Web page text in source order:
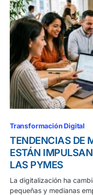
Transformación Digital
TENDENCIAS DE
ESTÁN
LAS PYMES
La digitalización ha
pequeñas y medianas